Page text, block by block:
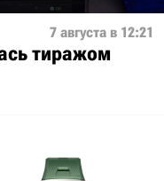
7 августа в 12:21
тиражом